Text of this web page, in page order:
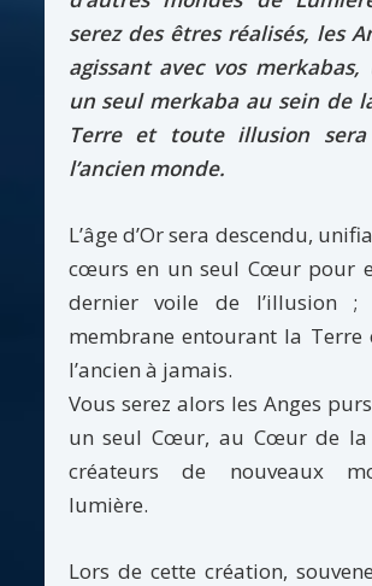
serez des êtres réalisés, les
agissant avec vos
un seul merkaba au sein de
Terre et toute illusion
l’ancien monde.
L’âge d’Or sera descendu,
cœurs en un seul Cœur pour
dernier voile de l’illusion ;
membrane entourant la Terre
l’ancien à jamais.
Vous serez alors les Anges
un seul Cœur, au Cœur de la
créateurs de nouveaux
lumière.
Lors de cette création,